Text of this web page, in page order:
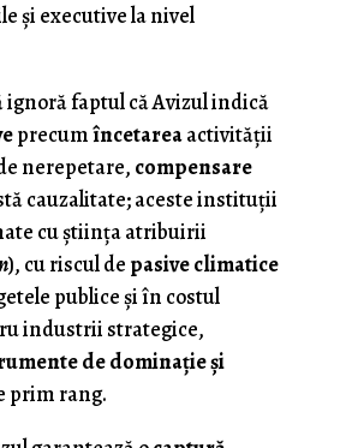
şi executive la nivel
ignoră faptul că Avizul indică
precumîncetareaactivităţii
nerepetare, compensare
cauzalitate; aceste instituţii
cu știința atribuirii
), cu riscul de pasive climatice
publice și în costul
industrii strategice,
de dominaţie şi
prim rang.